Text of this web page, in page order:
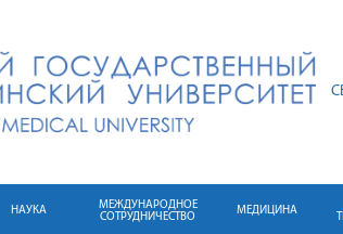
НАУКА
МЕЖДУНАРОДНОЕ
СОТРУДНИЧЕСТВО
МЕДИЦИНА